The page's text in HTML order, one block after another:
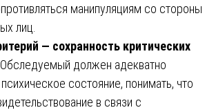
манипуляциям со стороны
лиц.
— сохранность критических
. Обследуемый должен адекватно
состояние, понимать, что
в связи с